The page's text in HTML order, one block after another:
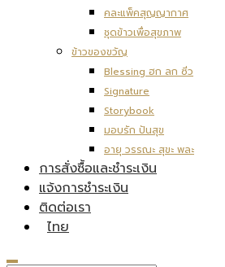
คละแพ็คสุญญากาศ
ชุดข้าวเพื่อสุขภาพ
ข้าวของขวัญ
Blessing ฮก ลก ซิ่ว
Signature
Storybook
มอบรัก ปันสุข
อายุ วรรณะ สุขะ พละ
การสั่งซื้อและชำระเงิน
แจ้งการชำระเงิน
ติดต่อเรา
ไทย